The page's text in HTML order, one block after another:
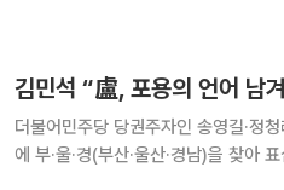
김민석 “盧, 포용의 언어 남
더불어민주당 당권주자인 송영길·정
에 부·울·경(부산·울산·경남)을 찾아